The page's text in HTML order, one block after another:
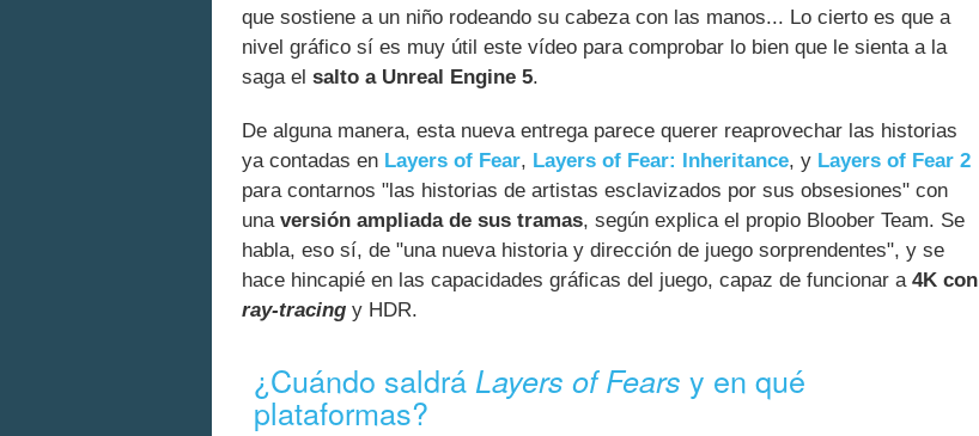
que sostiene a un niño rodeando su cabeza con las manos... Lo cierto es que a
nivel gráfico sí es muy útil este vídeo para comprobar lo bien que le sienta a la
saga el salto a Unreal Engine 5.
De alguna manera, esta nueva entrega parece querer reaprovechar las historias
ya contadas en Layers of Fear, Layers of Fear: Inheritance, y Layers of Fear 2
para contarnos "las historias de artistas esclavizados por sus obsesiones" con
una versión ampliada de sus tramas, según explica el propio Bloober Team. Se
habla, eso sí, de "una nueva historia y dirección de juego sorprendentes", y se
hace hincapié en las capacidades gráficas del juego, capaz de funcionar a 4K con
ray-tracing y HDR.
¿Cuándo saldrá Layers of Fears y en qué
plataformas?